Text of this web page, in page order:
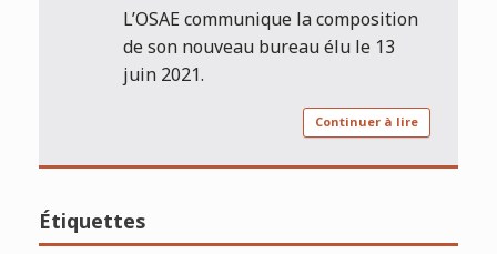
L’OSAE communique la composition
de son nouveau bureau élu le 13
juin 2021.
Continuer à lire
Étiquettes